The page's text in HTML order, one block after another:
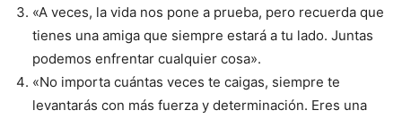
«A veces, la vida nos pone a prueba, pero recuerda que
tienes una amiga que siempre estará a tu lado. Juntas
podemos enfrentar cualquier cosa».
«No importa cuántas veces te caigas, siempre te
levantarás con más fuerza y ​​determinación. Eres una